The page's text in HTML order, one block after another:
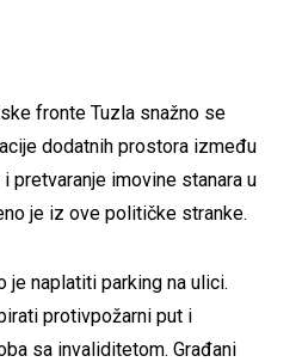
fronte Tuzla snažno se
dodatnih prostora između
pretvaranje imovine stanara u
je iz ove političke stranke.
je naplatiti parking na ulici.
protivpožarni put i
sa invaliditetom. Građani